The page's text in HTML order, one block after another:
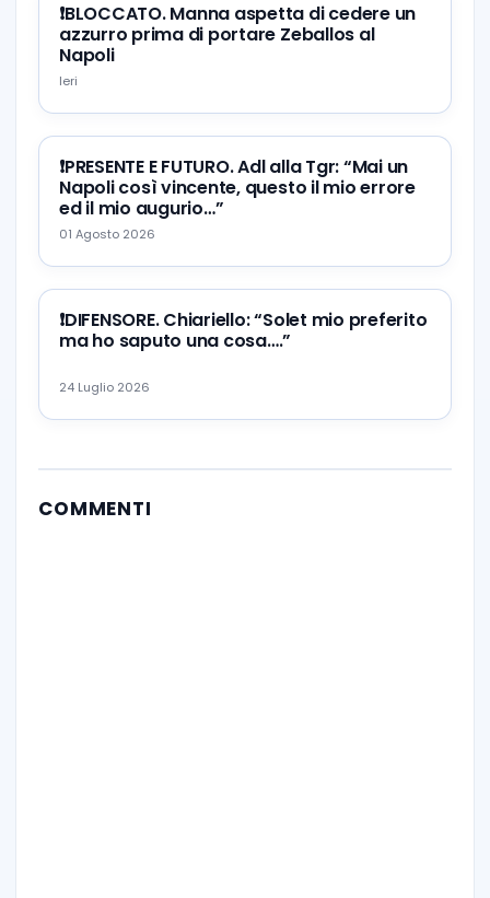
❗️BLOCCATO. Manna aspetta di cedere un
azzurro prima di portare Zeballos al
Napoli
Ieri
❗️PRESENTE E FUTURO. Adl alla Tgr: “Mai un
Napoli così vincente, questo il mio errore
ed il mio augurio…”
01 Agosto 2026
❗️DIFENSORE. Chiariello: “Solet mio preferito
ma ho saputo una cosa….”
24 Luglio 2026
COMMENTI